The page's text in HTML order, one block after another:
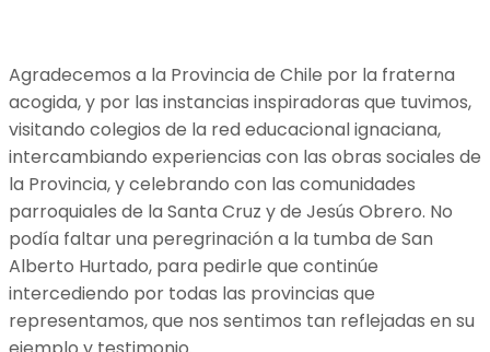
Agradecemos a la Provincia de Chile por la fraterna
acogida, y por las instancias inspiradoras que tuvimos,
visitando colegios de la red educacional ignaciana,
intercambiando experiencias con las obras sociales de
la Provincia, y celebrando con las comunidades
parroquiales de la Santa Cruz y de Jesús Obrero. No
podía faltar una peregrinación a la tumba de San
Alberto Hurtado, para pedirle que continúe
intercediendo por todas las provincias que
representamos, que nos sentimos tan reflejadas en su